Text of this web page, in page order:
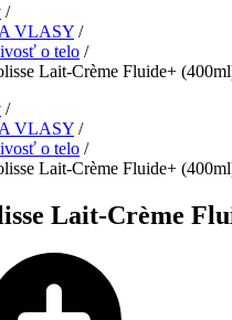
/
VLASY /
o telo /
Lait-Crème Fluide+
/
VLASY /
o telo /
Lait-Crème Fluide+
Lait-Crème